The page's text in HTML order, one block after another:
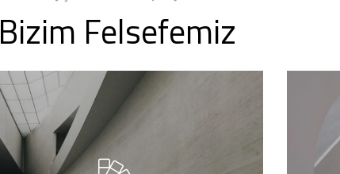
Bizim Felsefemiz
Sağlık ve estetik hizmetlerinde toplam
kalite ilkelerine uygun, uluslararası